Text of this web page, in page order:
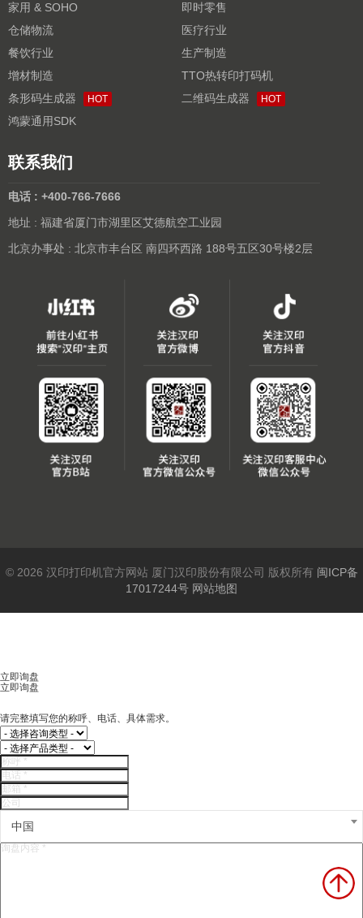
家用 & SOHO
即时零售
仓储物流
医疗行业
餐饮行业
生产制造
增材制造
TTO热转印打码机
条形码生成器
HOT 二维码生成器 HOT
鸿蒙通用SDK
联系我们
电话 : +400-766-7666
地址 : 福建省厦门市湖里区艾德航空工业园
北京办事处 : 北京市丰台区 南四环西路 188号五区30号楼2层
© 2026 汉印打印机官方网站 厦门汉印股份有限公司 版权所有 闽ICP备
17017244号 网站地图
立即询盘
立即询盘
请完整填写您的称呼、电话、具体需求。
中国